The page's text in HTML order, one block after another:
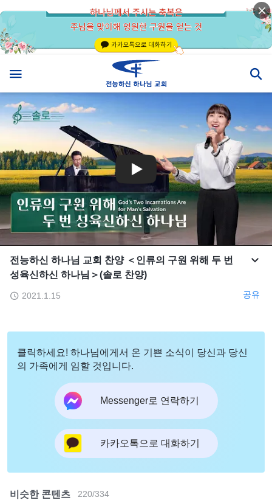
전능하신 하나님 교회 찬양 ＜인류의 구원 위해 두 번
성육신하신 하나님＞(솔로 찬양)
2021.1.15 공유
클릭하세요! 하나님에게서 온 기쁜 소식이 당신과 당신
의 가족에게 임할 것입니다.
Messenger로 연락하기
카카오톡으로 대화하기
비슷한 콘텐츠 220/334